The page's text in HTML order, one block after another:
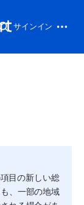
サインイン
目の新しい総
、一部の地域